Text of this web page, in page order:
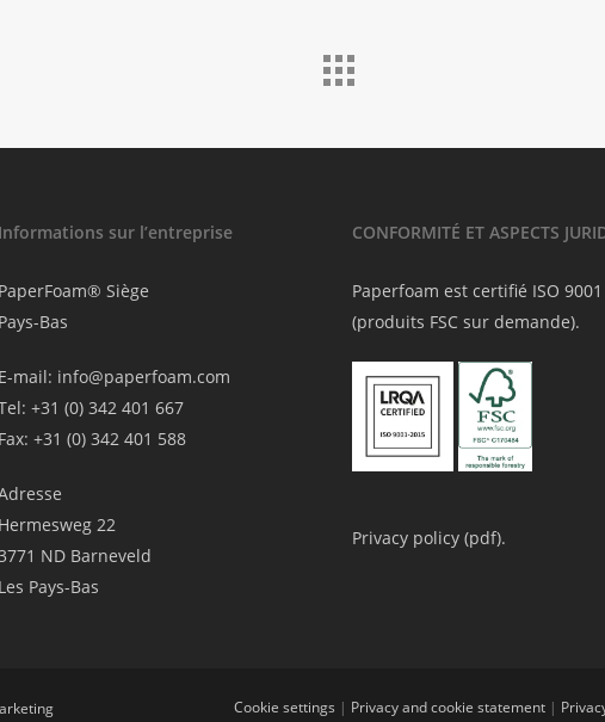
Informations sur l’entreprise
PaperFoam® Siège
Pays-Bas
E-mail: info@paperfoam.com
+31 (0) 342 401 667
Fax: +31 (0) 342 401 588
Hermesweg 22
ND Barneveld
Les Pays-Bas
CONFORMITÉ ET ASPECTS
Paperfoam est certifié ISO 9001
(produits FSC sur demande).
Privacy policy (pdf).
Cookie settings | Privacy and cookie statement|